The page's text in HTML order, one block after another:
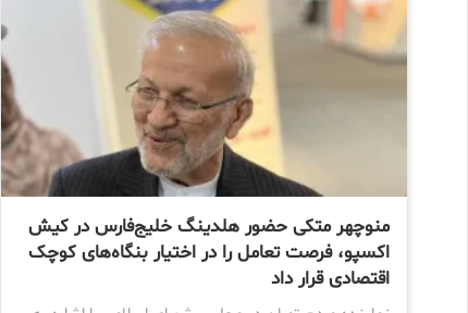
منوچهر متکی حضور هلدینگ خلیج‌فارس در کیش
اکسپو، فرصت تعامل را در اختیار بنگاه‌های کوچک
اقتصادی قرار داد